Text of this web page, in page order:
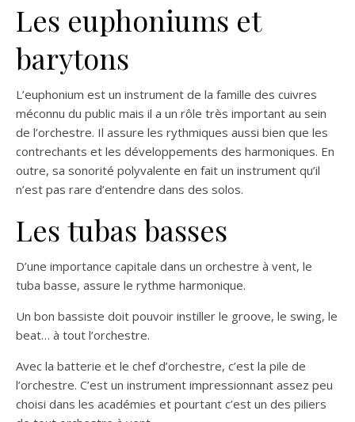
Les euphoniums et
barytons
L’euphonium est un instrument de la famille des cuivres
méconnu du public mais il a un rôle très important au sein
de l’orchestre. Il assure les rythmiques aussi bien que les
contrechants et les développements des harmoniques. En
outre, sa sonorité polyvalente en fait un instrument qu’il
n’est pas rare d’entendre dans des solos.
Les tubas basses
D’une importance capitale dans un orchestre à vent, le
tuba basse, assure le rythme harmonique.
Un bon bassiste doit pouvoir instiller le groove, le swing, le
beat… à tout l’orchestre.
Avec la batterie et le chef d’orchestre, c’est la pile de
l’orchestre. C’est un instrument impressionnant assez peu
choisi dans les académies et pourtant c’est un des piliers